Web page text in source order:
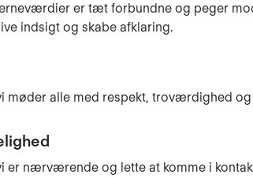
er tæt forbundne og peger
indsigt og skabe afklaring.
møder alle med respekt, troværdighed og
er nærværende og lette at komme i